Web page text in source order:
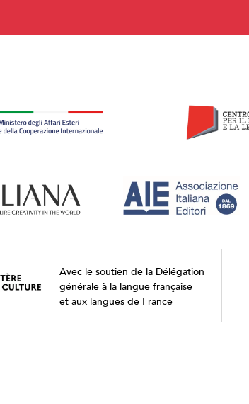
Avec le soutien de la Délégation
générale à la langue française
et aux langues de France